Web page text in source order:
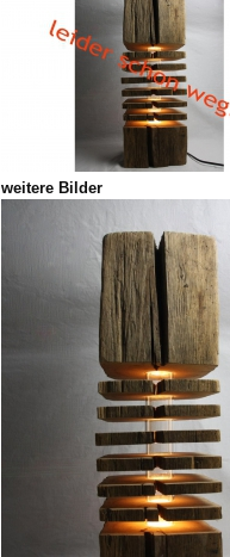
weitere Bilder